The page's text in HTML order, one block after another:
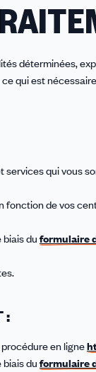
déterminées,
qui est
qui vous
de vos
du formulaire
:
en ligne
du formulaire